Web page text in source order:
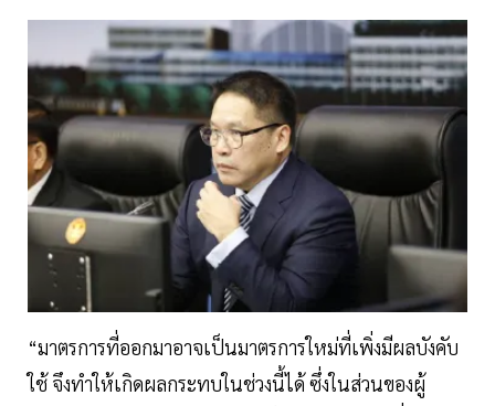
“มาตรการที่ออกมาอาจเป็นมาตรการใหม่ที่เพิ่งมีผลบังคับ
ใช้ จึงทำให้เกิดผลกระทบในช่วงนี้ได้ ซึ่งในส่วนของผู้